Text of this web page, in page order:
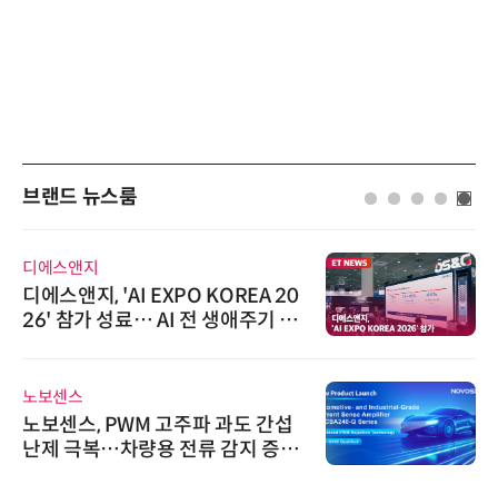
브랜드 뉴스룸
디에스앤지
디에스앤지, 'AI EXPO KOREA 20
26' 참가 성료… AI 전 생애주기 아
노보센스
노보센스, PWM 고주파 과도 간섭
난제 극복…차량용 전류 감지 증폭